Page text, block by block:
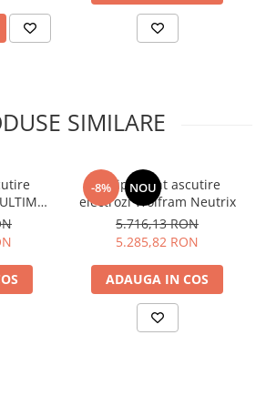
SIMILARE
-8% NOU
Echipament ascutire
electrozi Wolfram Neutrix
5.716,13 RON
5.285,82 RON
ADAUGA IN COS